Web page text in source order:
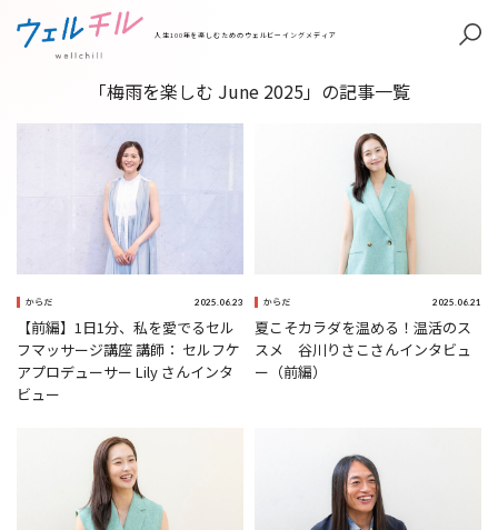
人生100年を楽しむためのウェルビーイングメディア
「梅雨を楽しむ June 2025」の記事一覧
からだ 2025.06.23
【前編】1日1分、私を愛でるセル
フマッサージ講座 講師： セルフケ
アプロデューサー Lily さんインタ
ビュー
からだ 2025.06.21
夏こそカラダを温める！温活のス
スメ 谷川りさこさんインタビュ
ー（前編）